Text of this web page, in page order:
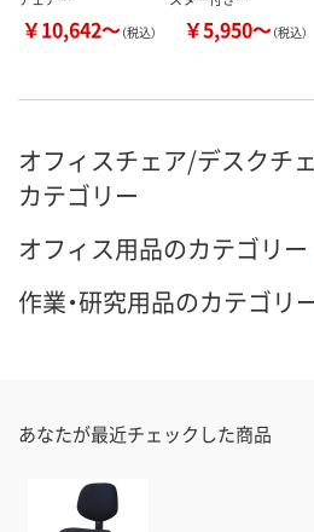
￥10,642～（税込） ￥5,950～（税込）
オフィスチェア/デスクチ
カテゴリー
オフィス用品のカテゴリー
作業・研究用品のカテゴリ
あなたが最近チェックした商品